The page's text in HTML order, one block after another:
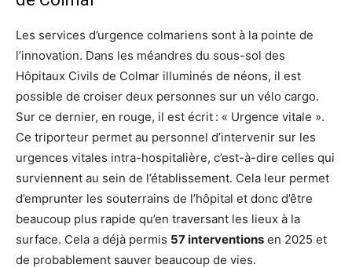
Les services d’urgence colmariens sont à la pointe de
l’innovation. Dans les méandres du sous-sol des
Hôpitaux Civils de Colmar illuminés de néons, il est
possible de croiser deux personnes sur un vélo cargo.
Sur ce dernier, en rouge, il est écrit : « Urgence vitale ».
Ce triporteur permet au personnel d’intervenir sur les
urgences vitales intra-hospitalière, c’est-à-dire celles qui
surviennent au sein de l’établissement. Cela leur permet
d’emprunter les souterrains de l’hôpital et donc d’être
beaucoup plus rapide qu’en traversant les lieux à la
surface. Cela a déjà permis 57 interventions en 2025 et
de probablement sauver beaucoup de vies.